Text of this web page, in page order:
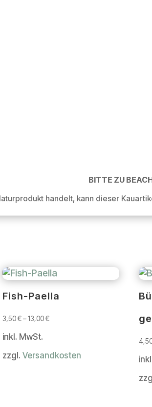
BITTE ZU
handelt, kann dieser
Fish-Paella
3,50€–13,00€
inkl. MwSt.
zzgl.Versandkosten